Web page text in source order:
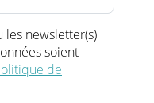
les newsletter(s)
soient
de